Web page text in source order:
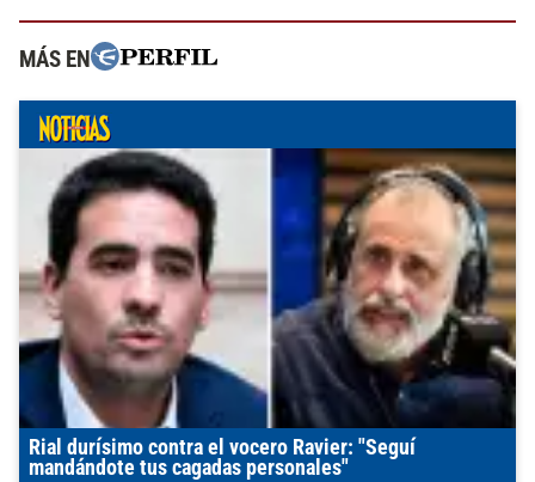
MÁS EN
Rial durísimo contra el vocero Ravier: "Seguí
mandándote tus cagadas personales"